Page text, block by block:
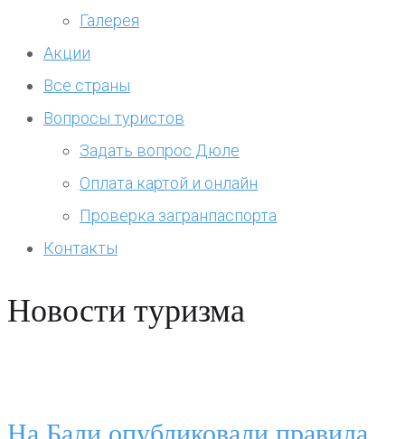
Галерея
Акции
Все страны
Вопросы туристов
Задать вопрос Дюле
Оплата картой и онлайн
Проверка загранпаспорта
Контакты
Новости туризма
На Бали опубликовали правила